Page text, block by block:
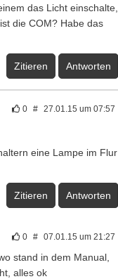
das Licht einschalte,
die COM? Habe das
Zitieren Antworten
0 # 27.01.15 um 07:57
eine Lampe im Flur
Zitieren Antworten
0 # 07.01.15 um 21:27
stand in dem Manual,
alles ok